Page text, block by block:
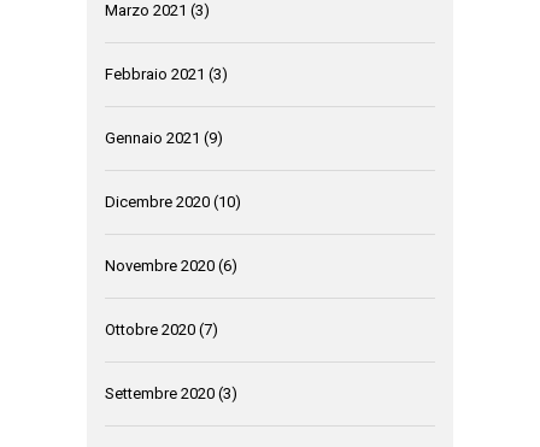
Marzo 2021 (3)
Febbraio 2021 (3)
Gennaio 2021 (9)
Dicembre 2020 (10)
Novembre 2020 (6)
Ottobre 2020 (7)
Settembre 2020 (3)